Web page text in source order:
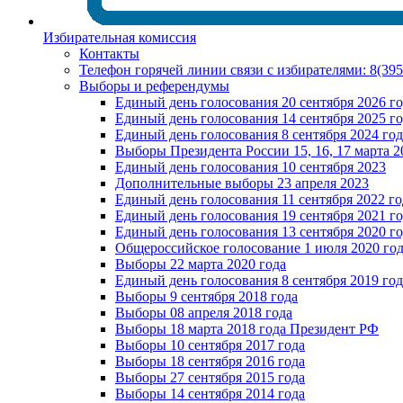
Избирательная комиссия
Контакты
Телефон горячей линии связи с избирателями:
Выборы и референдумы
Единый день голосования 20 сентября 2026
Единый день голосования 14 сентября 2025
Единый день голосования 8 сентября 2024
Выборы Президента России 15, 16, 17 марта
Единый день голосования 10 сентября 2023
Дополнительные выборы 23 апреля 2023
Единый день голосования 11 сентября 2022
Единый день голосования 19 сентября 2021
Единый день голосования 13 сентября 2020
Общероссийское голосование 1 июля 2020
Выборы 22 марта 2020 года
Единый день голосования 8 сентября 2019
Выборы 9 сентября 2018 года
Выборы 08 апреля 2018 года
Выборы 18 марта 2018 года Президент РФ
Выборы 10 сентября 2017 года
Выборы 18 сентября 2016 года
Выборы 27 сентября 2015 года
Выборы 14 сентября 2014 года